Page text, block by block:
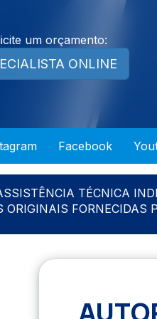
um orçamento:
ONLINE
Facebook
TÉCNICA
ORIGINAIS FORNECIDAS